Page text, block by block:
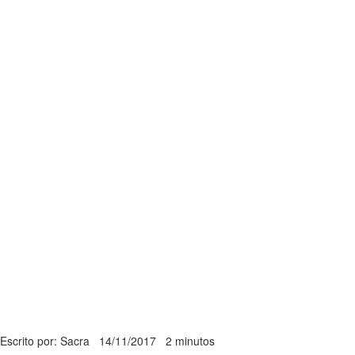
Escrito por: Sacra 14/11/2017 2 minutos